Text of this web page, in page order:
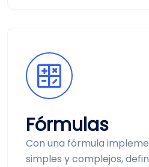
Fórmulas
Con una fórmula
simples y complejos,